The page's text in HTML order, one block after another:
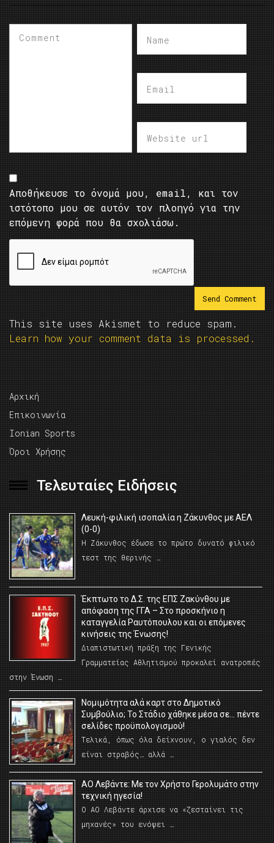
Αποθήκευσε το όνομά μου, email, και τον
ιστότοπο μου σε αυτόν τον πλοηγό για την
επόμενη φορά που θα σχολιάσω.
This site uses Akismet to reduce spam.
Learn how your comment data is processed.
Αρχική
Επικοινωνία
Ionian Sports
Όροι Χρήσης
Τελευταίες Ειδήσεις
Λευκή-φιλική ισοπαλία η Ζάκυνθος με ΑΕΛ
(0-0)
Η Ζάκυνθος έδωσε το πρώτο δυνατό φιλικό
τεστ της θερινής …
Έκπτωτο το Δ.Σ. της ΕΠΣ Ζακύνθου με
απόφαση της ΓΓΑ – Στο προσκήνιο η
καταγγελία Ραυτόπουλου και οι επόμενες
κινήσεις της Ένωσης!
Διαπιστωτική πράξη της Γενικής
Γραμματείας Αθλητισμού προκαλεί ανατροπές
στην Ένωση …
Νομιμότητα αλά καρτ στο Δημοτικό
Συμβούλιο; Το Στάδιο χάθηκε μέσα σε… πέντε
σελίδες προϋπολογισμού!
Τελικά, όπως όλα δείχνουν, ο γιαλός δεν
είναι στραβός… αλλά …
ΑΟ Λεβάντε: Με τον Χρήστο Γερολυμάτο στην
τεχνική ηγεσία!
Ο ΑΟ Λεβάντε άρχισε να «ζεσταίνει τις
μηχανές» του ενόψει …